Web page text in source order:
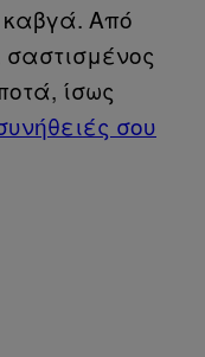
Από
ίσως
σου